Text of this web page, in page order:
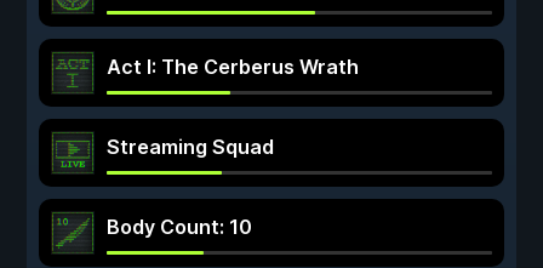
Act I: The Cerberus Wrath
Streaming Squad
Body Count: 10